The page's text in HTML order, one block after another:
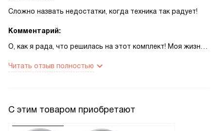
Сложно назвать недостатки, когда техника так радует!
Комментарий:
О, как я рада, что решилась на этот комплект! Моя жизнь
о стирке и сушке одежды. Все делает за меня эта чудо-
грязного белья после вечеринки. Но моя новая
помощница легко справилась с этой задачей. В то время,
пока я готовила завтрак, стиральная машина тихо и
Читать отзыв полностью
С этим товаром приобретают